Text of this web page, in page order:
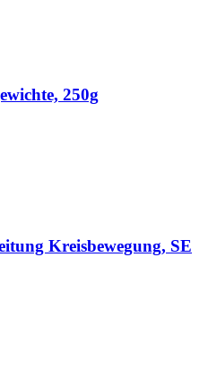
250g
Kreisbewegung, SE